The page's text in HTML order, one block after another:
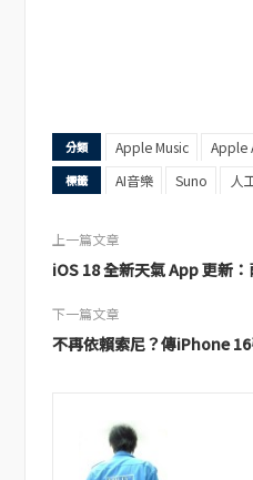
分類 Apple Music Apple
標籤 AI音樂 Suno 人
上一篇文章
iOS 18 全新天氣 App 更新
下一篇文章
不再依賴索尼？傳iPhone